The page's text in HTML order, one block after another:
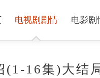
电视剧剧情 电影剧
(1-16集)大结